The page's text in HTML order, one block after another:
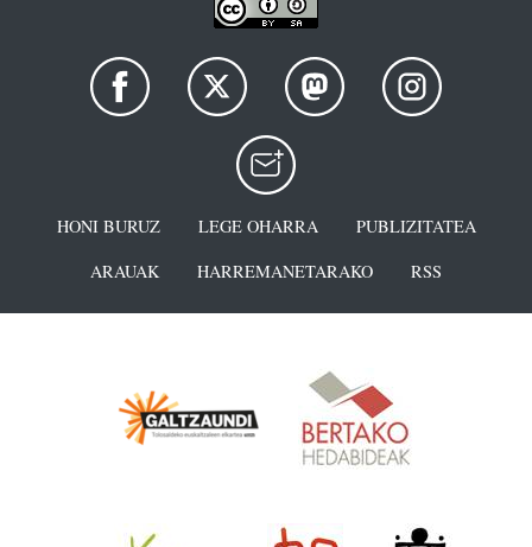
HONI BURUZ LEGE OHARRA
PUBLIZITATEA
ARAUAK
HARREMANETARAKO RSS